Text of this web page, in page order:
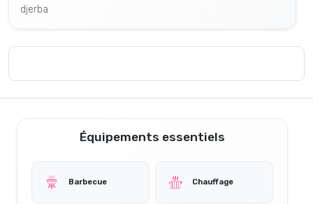
djerba
Équipements essentiels
Barbecue Chauffage